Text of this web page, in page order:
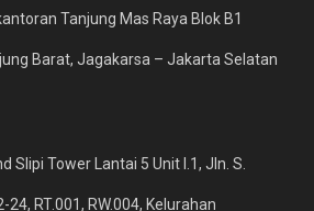
Tanjung Mas Raya Blok B1
Barat, Jagakarsa – Jakarta Selatan
Slipi Tower Lantai 5 Unit I.1, Jln. S.
24, RT.001, RW.004, Kelurahan